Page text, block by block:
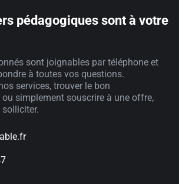
pédagogiques sont à votre
sont joignables par téléphone et
à toutes vos questions.
services, trouver le bon
simplement souscrire à une offre,
solliciter.